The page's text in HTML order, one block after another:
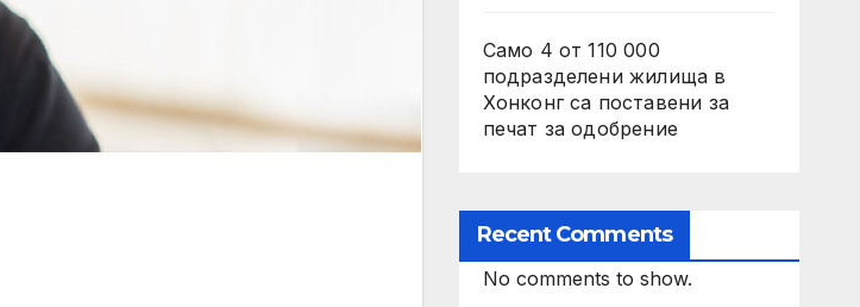
Само 4 от 110 000
подразделени жилища в
Хонконг са поставени за
печат за одобрение
Recent Comments
No comments to show.